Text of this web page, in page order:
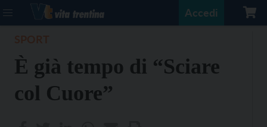
Accedi
È già tempo di “Sciare
col Cuore”